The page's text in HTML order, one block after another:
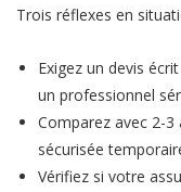
Trois réflexes en
Exigez un devis
un professionnel
Comparez avec 2-
sécurisée
Vérifiez si votre